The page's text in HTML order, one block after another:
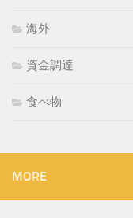
海外
資金調達
食べ物
MORE